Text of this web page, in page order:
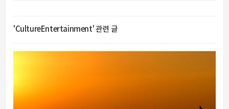
'CultureEntertainment' 관련 글